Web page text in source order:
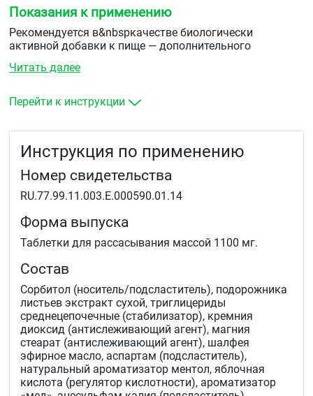
Показания к применению
Рекомендуется в&nbspкачестве биологически
активной добавки к пище — дополнительного
Читать далее
Перейти к инструкции
Инструкция по применению
Номер свидетельства
RU.77.99.11.003.Е.000590.01.14
Форма выпуска
Таблетки для рассасывания массой 1100 мг.
Состав
Сорбитол (носитель/подсластитель), подорожника
листьев экстракт сухой, триглицериды
среднецепочечные (стабилизатор), кремния
диоксид (антислеживающий агент), магния
стеарат (антислеживающий агент), шалфея
эфирное масло, аспартам (подсластитель),
натуральный ароматизатор ментол, яблочная
кислота (регулятор кислотности), ароматизатор